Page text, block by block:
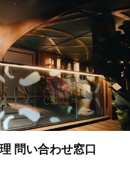
問い合わせ窓口